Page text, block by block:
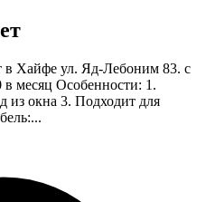
в Хайфе ул. Яд-Лебоним 83. с
месяц Особенности: 1.
окна 3. Подходит для